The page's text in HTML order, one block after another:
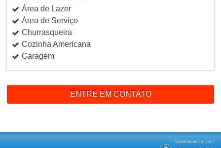
Área de Lazer
Área de Serviço
Churrasqueira
Cozinha Americana
Garagem
ENTRE EM CONTATO